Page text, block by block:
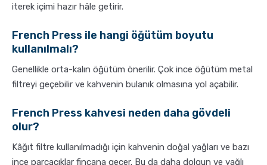
iterek içimi hazır hâle getirir.
French Press ile hangi öğütüm boyutu
kullanılmalı?
Genellikle orta-kalın öğütüm önerilir. Çok ince öğütüm metal
filtreyi geçebilir ve kahvenin bulanık olmasına yol açabilir.
French Press kahvesi neden daha gövdeli
olur?
Kâğıt filtre kullanılmadığı için kahvenin doğal yağları ve bazı
ince parçacıklar fincana geçer. Bu da daha dolgun ve yağlı